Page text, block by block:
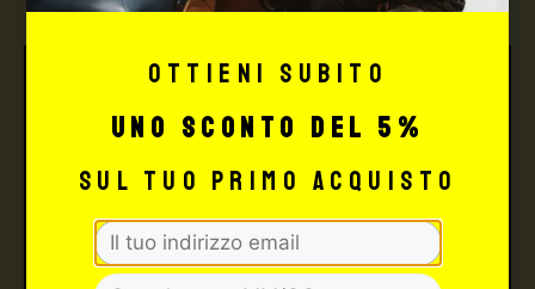
Ottieni subito
uno sconto del 5%
sul tuo primo acquisto